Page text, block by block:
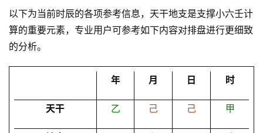
黄
以下为当前时辰的各项参考信息，天干地支是支撑小六壬计
算的重要元素，专业用户可参考如下内容对排盘进行更细致
的分析。
年 月 日 时
天干 乙 己 己 甲